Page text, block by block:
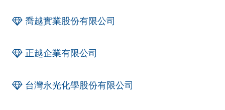
喬越實業股份有限公司
正越企業有限公司
台灣永光化學股份有限公司